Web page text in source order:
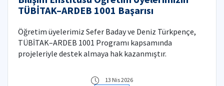
TÜBİTAK–ARDEB 1001 Başarısı
Öğretim üyelerimiz Sefer Baday ve Deniz Türkpençe,
TÜBİTAK–ARDEB 1001 Programı kapsamında
projeleriyle destek almaya hak kazanmıştır.
13 Nis 2026